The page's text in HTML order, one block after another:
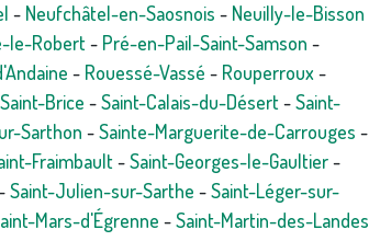
- Neufchâtel-en-Saosnois - Neuilly-le-Bisson
le-Robert- Pré-en-Pail-Saint-Samson -
- Rouessé-Vassé - Rouperroux -
Saint-Brice -Saint-Calais-du-Désert-Saint-
Sarthon -Sainte-Marguerite-de-Carrouges -
Fraimbault-Saint-Georges-le-Gaultier-
Saint-Julien-sur-Sarthe -Saint-Léger-sur-
Mars-d'Égrenne -Saint-Martin-des-Landes